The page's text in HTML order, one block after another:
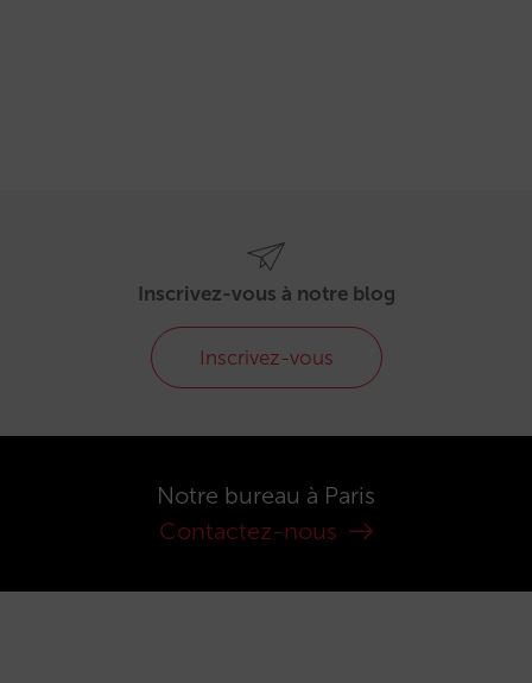
Inscrivez-vous à notre blog
Inscrivez-vous
Notre bureau à Paris
Contactez-nous